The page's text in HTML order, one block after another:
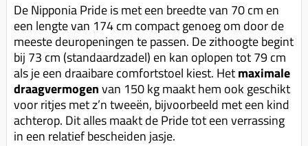
De Nipponia Pride is met een breedte van 70 cm en
een lengte van 174 cm compact genoeg om door de
meeste deuropeningen te passen. De zithoogte begint
bij 73 cm (standaardzadel) en kan oplopen tot 79 cm
als je een draaibare comfortstoel kiest. Hetmaximale
draagvermogenvan 150 kg maakt hem ook geschikt
voor ritjes met z’n tweeën, bijvoorbeeld met een kind
achterop. Dit alles maakt de Pride tot een verrassing
in een relatief bescheiden jasje.